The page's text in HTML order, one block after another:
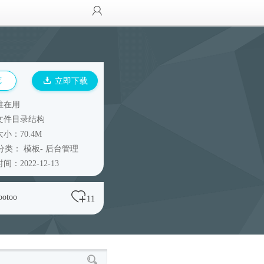
立即下载
在用
件目录结构
小：70.4M
类： 模板- 后台管理
间：2022-12-13
11